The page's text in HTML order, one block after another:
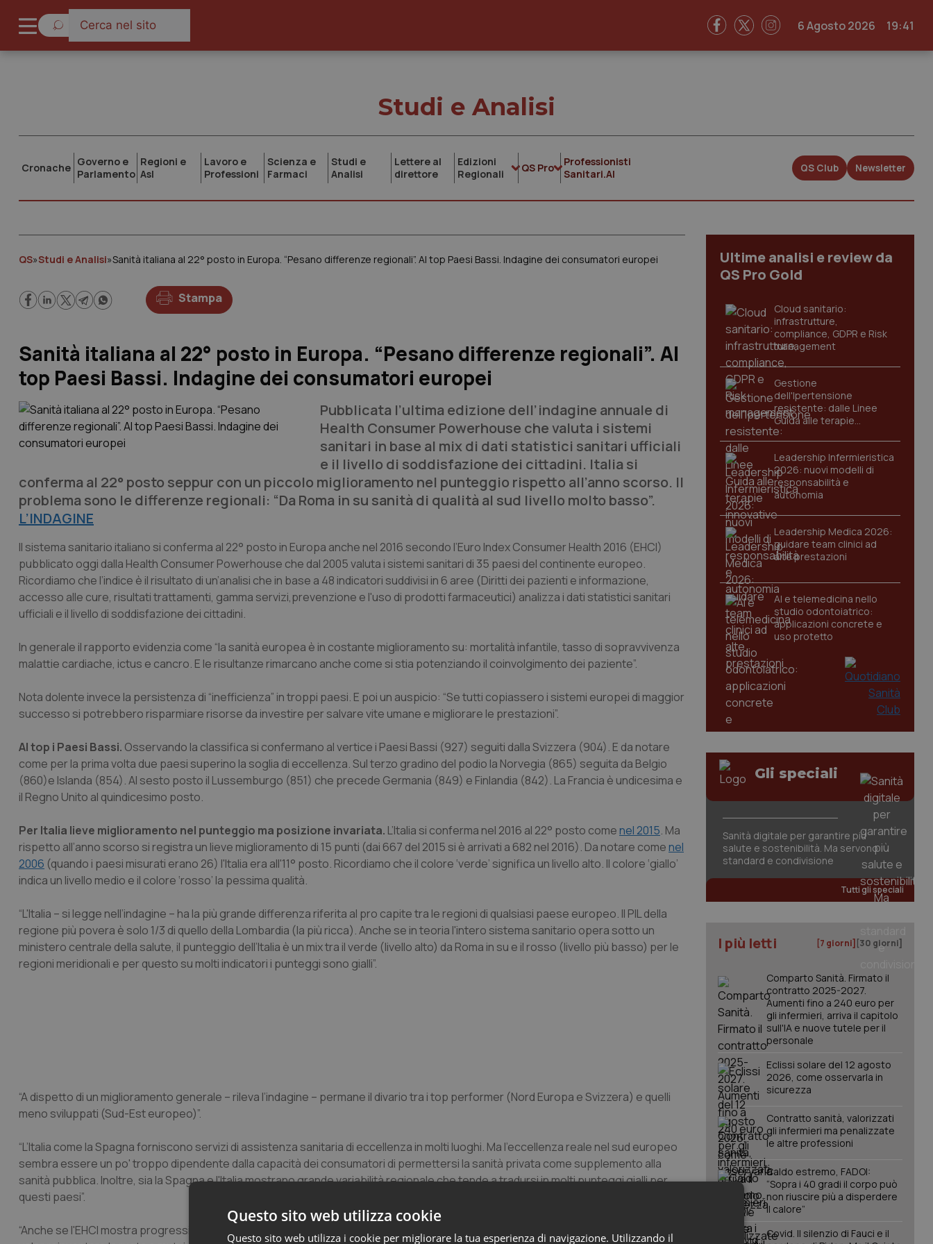
6 Agosto 2026 19:41
Studi e Analisi
Cronache Governo e
Parlamento
Regioni e
Asl
Lavoro e
Professioni
Scienza e
Farmaci
Studi e
Analisi
Lettere al
direttore
Edizioni
Regionali
QS Pro
Professionisti
Sanitari.AI
QS Club Newsletter
QS»Studi e Analisi»Sanità italiana al 22° posto in Europa. “Pesano differenze regionali”. Al top Paesi Bassi. Indagine dei consumatori europei
Stampa
Sanità italiana al 22° posto in Europa. “Pesano differenze regionali”. Al
top Paesi Bassi. Indagine dei consumatori europei
Pubblicata l’ultima edizione dell’indagine annuale di
Health Consumer Powerhouse che valuta i sistemi
sanitari in base al mix di dati statistici sanitari ufficiali
e il livello di soddisfazione dei cittadini. Italia si
conferma al 22° posto seppur con un piccolo miglioramento nel punteggio rispetto all’anno scorso. Il
problema sono le differenze regionali: “Da Roma in su sanità di qualità al sud livello molto basso”.
L’INDAGINE
Il sistema sanitario italiano si conferma al 22° posto in Europa anche nel 2016 secondo l’Euro Index Consumer Health 2016 (EHCI)
pubblicato oggi dalla Health Consumer Powerhouse che dal 2005 valuta i sistemi sanitari di 35 paesi del continente europeo.
Ricordiamo che l’indice è il risultato di un’analisi che in base a 48 indicatori suddivisi in 6 aree (Diritti dei pazienti e informazione,
accesso alle cure, risultati trattamenti, gamma servizi,prevenzione e l'uso di prodotti farmaceutici) analizza i dati statistici sanitari
ufficiali e il livello di soddisfazione dei cittadini.
In generale il rapporto evidenzia come “la sanità europea è in costante miglioramento su: mortalità infantile, tasso di sopravvivenza
malattie cardiache, ictus e cancro. E le risultanze rimarcano anche come si stia potenziando il coinvolgimento dei paziente”.
Nota dolente invece la persistenza di “inefficienza” in troppi paesi. E poi un auspicio: “Se tutti copiassero i sistemi europei di maggior
successo si potrebbero risparmiare risorse da investire per salvare vite umane e migliorare le prestazioni”.
Al top i Paesi Bassi. Osservando la classifica si confermano al vertice i Paesi Bassi (927) seguiti dalla Svizzera (904). E da notare
come per la prima volta due paesi superino la soglia di eccellenza. Sul terzo gradino del podio la Norvegia (865) seguita da Belgio
(860)e Islanda (854). Al sesto posto il Lussemburgo (851) che precede Germania (849) e Finlandia (842). La Francia è undicesima e
il Regno Unito al quindicesimo posto.
Per Italia lieve miglioramento nel punteggio ma posizione invariata. L’Italia si conferma nel 2016 al 22° posto comenel 2015. Ma
rispetto all’anno scorso si registra un lieve miglioramento di 15 punti (dai 667 del 2015 si è arrivati a 682 nel 2016). Da notare comenel
2006 (quando i paesi misurati erano 26) l'Italia era all'11° posto. Ricordiamo che il colore ‘verde’ significa un livello alto. Il colore ‘giallo’
indica un livello medio e il colore ‘rosso’ la pessima qualità.
“L'Italia – si legge nell’indagine – ha la più grande differenza riferita al pro capite tra le regioni di qualsiasi paese europeo. Il PIL della
regione più povera è solo 1/3 di quello della Lombardia (la più ricca). Anche se in teoria l'intero sistema sanitario opera sotto un
ministero centrale della salute, il punteggio dell’Italia è un mix tra il verde (livello alto) da Roma in su e il rosso (livello più basso) per le
regioni meridionali e per questo su molti indicatori i punteggi sono gialli”.
“A dispetto di un miglioramento generale – rileva l’indagine – permane il divario tra i top performer (Nord Europa e Svizzera) e quelli
meno sviluppati (Sud-Est europeo)”.
“L’Italia come la Spagna forniscono servizi di assistenza sanitaria di eccellenza in molti luoghi. Ma l’eccellenza reale nel sud europeo
sembra essere un po' troppo dipendente dalla capacità dei consumatori di permettersi la sanità privata come supplemento alla
sanità pubblica. Inoltre, sia la Spagna e l'Italia mostrano grande variabilità regionale che tende a tradursi in molti punteggi gialli per
questi paesi”.
“Anche se l'EHCI mostra progressi costanti nel settore sanitario europeo, molto di più deve essere fatto. I governi la smettano di
Ultime analisi e review da
QS Pro Gold
Cloud sanitario:
infrastrutture,
compliance, GDPR e Risk
management
Gestione
dell'Ipertensione
resistente: dalle Linee
Guida alle terapie
innovative
Leadership Infermieristica
2026: nuovi modelli di
responsabilità e
autonomia
Leadership Medica 2026:
guidare team clinici ad
alte prestazioni
AI e telemedicina nello
studio odontoiatrico:
applicazioni concrete e
uso protetto
Gli speciali
Sanità digitale per garantire più
salute e sostenibilità. Ma servono
standard e condivisione
Tutti gli speciali
I più letti [7 giorni] [30 giorni]
Comparto Sanità. Firmato il
contratto 2025-2027.
Aumenti fino a 240 euro per
gli infermieri, arriva il capitolo
sull'IA e nuove tutele per il
personale
Eclissi solare del 12 agosto
2026, come osservarla in
sicurezza
Contratto sanità, valorizzati
gli infermieri ma penalizzate
le altre professioni
Caldo estremo, FADOI:
“Sopra i 40 gradi il corpo può
non riuscire più a disperdere
il calore”
Covid. Il silenzio di Fauci e il
Questo sito web utilizza cookie
Questo sito web utilizza i cookie per migliorare la tua esperienza di navigazione. Utilizzando il